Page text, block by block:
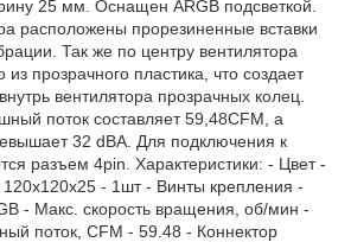
25 мм. Оснащен ARGB подсветкой.
расположены прорезиненные вставки
Так же по центру вентилятора
прозрачного пластика, что создает
вентилятора прозрачных колец.
поток составляет 59,48CFM, а
32 dBA. Для подключения к
разъем 4pin. Характеристики: - Цвет -
- 1шт - Винты крепления -
- Макс. скорость вращения, об/мин -
поток, CFM - 59.48 - Коннектор